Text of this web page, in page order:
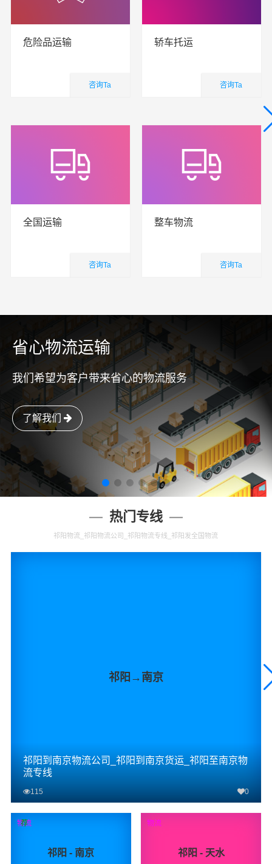
危险品运输
咨询Ta
轿车托运
咨询Ta
全国运输
咨询Ta
整车物流
咨询Ta
省心物流运输
我们希望为客户带来省心的物流服务
了解我们
热门专线
祁阳物流_祁阳物流公司_祁阳物流专线_祁阳发全国物流
祁阳→南京
祁阳到南京物流公司_祁阳到南京货运_祁阳至南京物
流专线
115 0
查看详细
祁阳 - 南京
物流
荐
祁阳 - 天水
物流